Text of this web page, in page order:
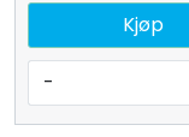
-
Kjøp